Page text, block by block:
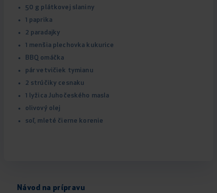
50 g plátkovej slaniny
1 paprika
2 paradajky
1 menšia plechovka kukurice
BBQ omáčka
pár vetvičiek tymianu
2 strúčiky cesnaku
1 lyžica Juhočeského masla
olivový olej
soľ, mleté čierne korenie
Návod na prípravu